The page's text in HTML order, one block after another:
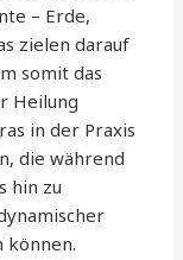
– Erde,
zielen darauf
somit das
Heilung
in der Praxis
die während
hin zu
können.